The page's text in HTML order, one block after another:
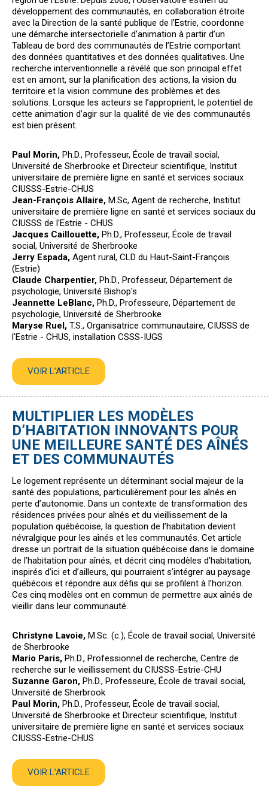
développement des communautés, en collaboration étroite
avec la Direction de la santé publique de l’Estrie, coordonne
une démarche intersectorielle d’animation à partir d’un
Tableau de bord des communautés de l’Estrie comportant
des données quantitatives et des données qualitatives. Une
recherche interventionnelle a révélé que son principal effet
est en amont, sur la planification des actions, la vision du
territoire et la vision commune des problèmes et des
solutions. Lorsque les acteurs se l’approprient, le potentiel de
cette animation d’agir sur la qualité de vie des communautés
est bien présent.
Paul Morin, Ph.D., Professeur, École de travail social,
Université de Sherbrooke et Directeur scientifique, Institut
universitaire de première ligne en santé et services sociaux
CIUSSS-Estrie-CHUS
Jean-François Allaire, M.Sc, Agent de recherche, Institut
universitaire de première ligne en santé et services sociaux du
CIUSSS de l'Estrie - CHUS
Jacques Caillouette, Ph.D., Professeur, École de travail
social, Université de Sherbrooke
Jerry Espada, Agent rural, CLD du Haut-Saint-François
(Estrie)
Claude Charpentier, Ph.D., Professeur, Département de
psychologie, Université Bishop's
Jeannette LeBlanc, Ph.D., Professeure, Département de
psychologie, Université de Sherbrooke
Maryse Ruel, T.S., Organisatrice communautaire, CIUSSS de
l'Estrie - CHUS, installation CSSS-IUGS
VOIR L’ARTICLE
MULTIPLIER LES MODÈLES
D’HABITATION INNOVANTS POUR
UNE MEILLEURE SANTÉ DES AÎNÉS
ET DES COMMUNAUTÉS
Le logement représente un déterminant social majeur de la
santé des populations, particulièrement pour les aînés en
perte d’autonomie. Dans un contexte de transformation des
résidences privées pour aînés et du vieillissement de la
population québécoise, la question de l’habitation devient
névralgique pour les aînés et les communautés. Cet article
dresse un portrait de la situation québécoise dans le domaine
de l’habitation pour aînés, et décrit cinq modèles d’habitation,
inspirés d’ici et d’ailleurs, qui pourraient s’intégrer au paysage
québécois et répondre aux défis qui se profilent à l’horizon.
Ces cinq modèles ont en commun de permettre aux aînés de
vieillir dans leur communauté.
Christyne Lavoie, M.Sc. (c.), École de travail social, Université
de Sherbrooke
Mario Paris, Ph.D., Professionnel de recherche, Centre de
recherche sur le vieillissement du CIUSSS-Estrie-CHU
Suzanne Garon, Ph.D., Professeure, École de travail social,
Université de Sherbrook
Paul Morin, Ph.D., Professeur, École de travail social,
Université de Sherbrooke et Directeur scientifique, Institut
universitaire de première ligne en santé et services sociaux
CIUSSS-Estrie-CHUS
VOIR L’ARTICLE